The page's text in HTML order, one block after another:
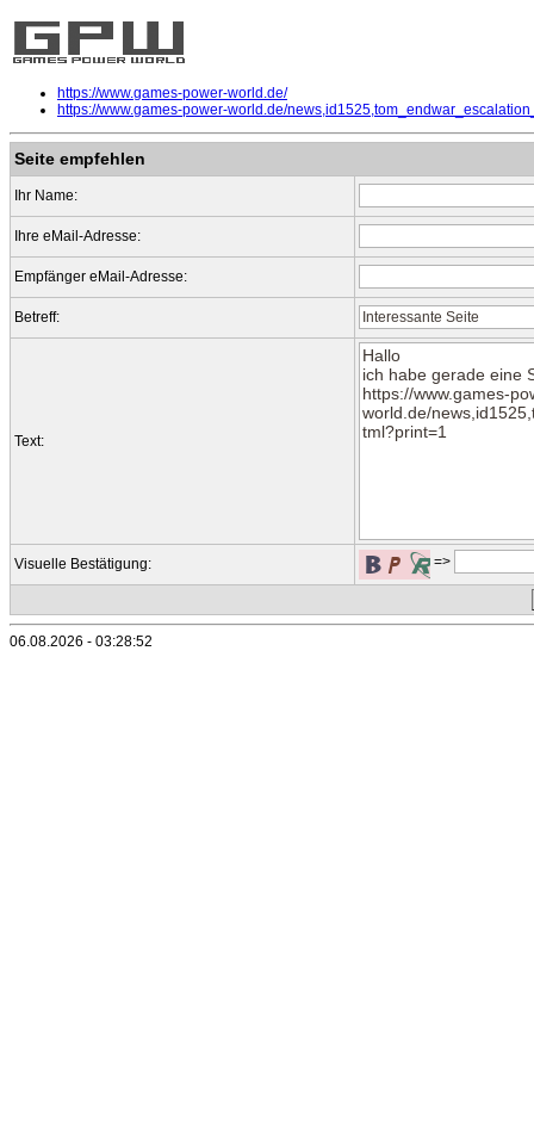
https://www.games-power-world.de/
https://www.games-power-world.de/
Seite empfehlen
Ihr Name:
Ihre eMail-Adresse:
Empfänger eMail-Adresse:
Betreff:
Text:
Visuelle Bestätigung: =>
06.08.2026 - 03:28:52